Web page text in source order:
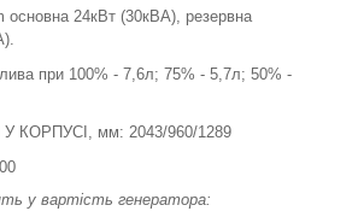
основна 24кВт (30кВА), резервна
при 100% - 7,6л; 75% - 5,7л; 50% -
КОРПУСІ, мм: 2043/960/1289
у вартість генератора: